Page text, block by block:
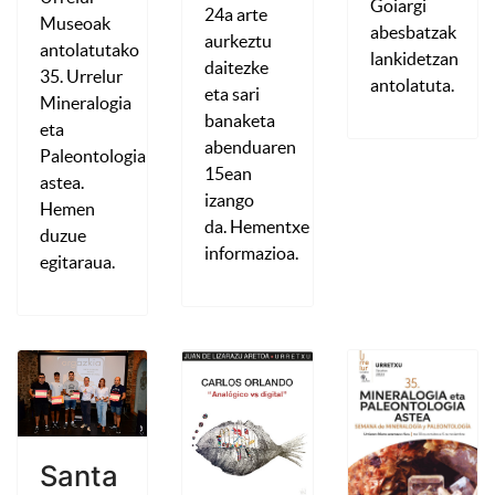
Museoak
antolatutako
35. Urrelur
Mineralogia
eta
Paleontologia
astea.
Hemen
duzue
egitaraua.
24a arte
aurkeztu
daitezke
eta sari
banaketa
abenduaren
15ean
izango
da. Hementxe
informazioa.
Goiargi
abesbatzak
lankidetzan
antolatuta.
Santa